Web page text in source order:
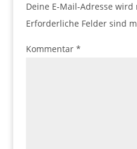
Deine E-Mail-Adresse
Erforderliche Felder sind
Kommentar *